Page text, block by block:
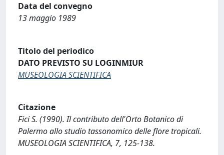
Data del convegno
13 maggio 1989
Titolo del periodico
DATO PREVISTO SU LOGINMIUR
MUSEOLOGIA SCIENTIFICA
Citazione
Fici S. (1990). Il contributo dell'Orto Botanico di
Palermo allo studio tassonomico delle flore tropicali.
MUSEOLOGIA SCIENTIFICA, 7, 125-138.